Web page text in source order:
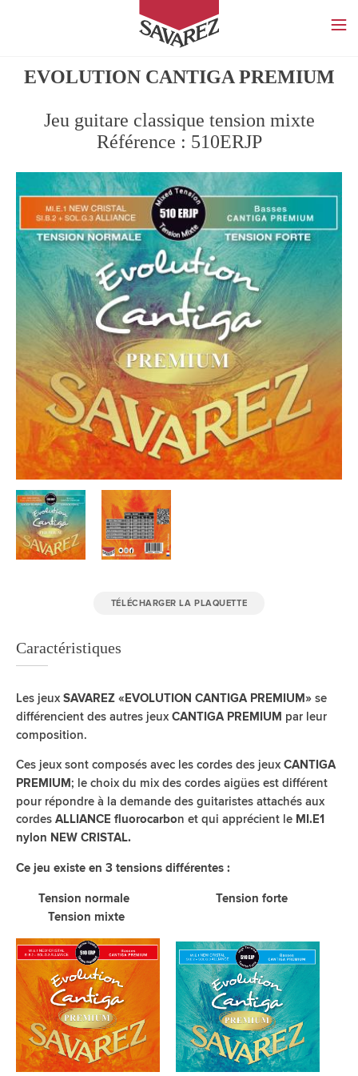
SAVAREZ
EVOLUTION CANTIGA PREMIUM
Jeu guitare classique tension mixte
Référence : 510ERJP
TÉLÉCHARGER LA PLAQUETTE
Caractéristiques
Les jeux SAVAREZ «EVOLUTION CANTIGA PREMIUM» se
différencient des autres jeux CANTIGA PREMIUM par leur
composition.
Ces jeux sont composés avec les cordes des jeux CANTIGA
PREMIUM ; le choix du mix des cordes aigües est différent
pour répondre à la demande des guitaristes attachés aux
cordes ALLIANCE fluorocarbon et qui apprécient le MI.E1
nylon NEW CRISTAL.
Ce jeu existe en 3 tensions différentes :
Tension normale Tension forte
Tension mixte